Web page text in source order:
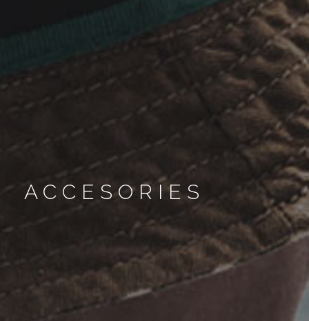
ACCESORIES